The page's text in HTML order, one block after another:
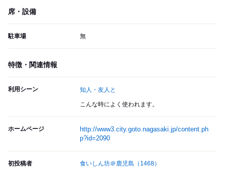
席・設備
駐車場 無
特徴・関連情報
利用シーン 知人・友人と
こんな時によく使われます。
ホームページ
http://www3.city.goto.nagasaki.jp/content.ph
p?id=2090
初投稿者 食いしん坊＠鹿児島 （1468）